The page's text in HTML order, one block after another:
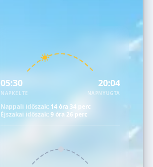
05:30
NAPKELTE
20:04
NAPNYUGTA
Nappali időszak: 14 óra 34 perc
Éjszakai időszak:9 óra 26 perc